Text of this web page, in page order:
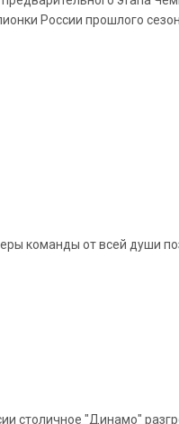
России прошлого
команды от всей
столичное "Динамо"